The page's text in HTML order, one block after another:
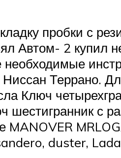
пробки с
Автом- 2 купил
необходимые
Террано.
Ключ
шестигранник с
MANOVER
duster,